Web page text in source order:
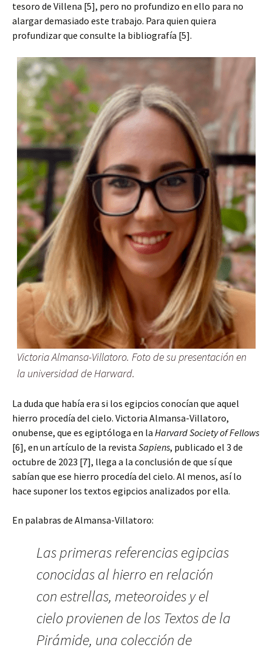
tesoro de Villena [5], pero no profundizo en ello para no
alargar demasiado este trabajo. Para quien quiera
profundizar que consulte la bibliografía [5].
Victoria Almansa-Villatoro. Foto de su presentación en
la universidad de Harward.
La duda que había era si los egipcios conocían que aquel
hierro procedía del cielo. Victoria Almansa-Villatoro,
onubense, que es egiptóloga en la Harvard Society of Fellows
[6], en un artículo de la revista Sapiens, publicado el 3 de
octubre de 2023 [7], llega a la conclusión de que sí que
sabían que ese hierro procedía del cielo. Al menos, así lo
hace suponer los textos egipcios analizados por ella.
En palabras de Almansa-Villatoro:
Las primeras referencias egipcias
conocidas al hierro en relación
con estrellas, meteoroides y el
cielo provienen de los Textos de la
Pirámide, una colección de